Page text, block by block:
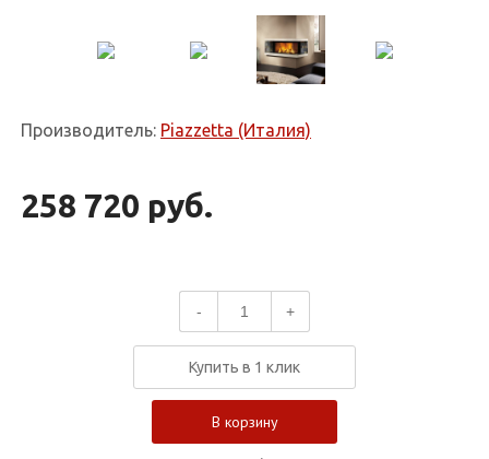
Производитель: Piazzetta (Италия)
258 720 руб.
- +
Купить в 1 клик
В корзину